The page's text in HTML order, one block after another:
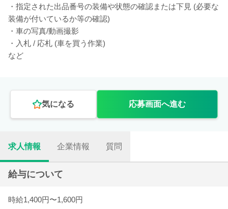
・指定された出品番号の装備や状態の確認または下見 (必要な
装備が付いているか等の確認)
・車の写真/動画撮影
・入札 / 応札 (車を買う作業)
など
気になる 応募画面へ進む
求人情報 企業情報 質問
給与について
時給1,400円〜1,600円